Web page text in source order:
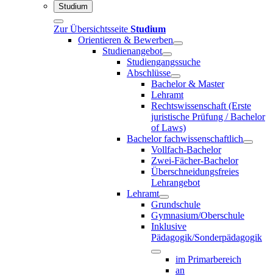
Studium
Zur Übersichtsseite Studium
Orientieren & Bewerben
Studienangebot
Studiengangssuche
Abschlüsse
Bachelor & Master
Lehramt
Rechtswissenschaft (Erste
juristische Prüfung / Bachelor
of Laws)
Bachelor fachwissenschaftlich
Vollfach-Bachelor
Zwei-Fächer-Bachelor
Überschneidungsfreies
Lehrangebot
Lehramt
Grundschule
Gymnasium/Oberschule
Inklusive
Pädagogik/Sonderpädagogik
im Primarbereich
an